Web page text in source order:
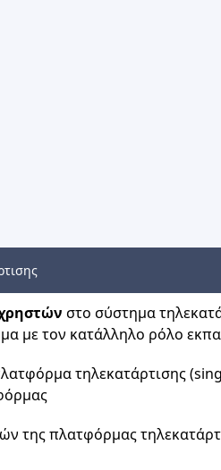
στο σύστημα
με τον κατάλληλο ρόλο
τηλεκατάρτισης
της πλατφόρμας